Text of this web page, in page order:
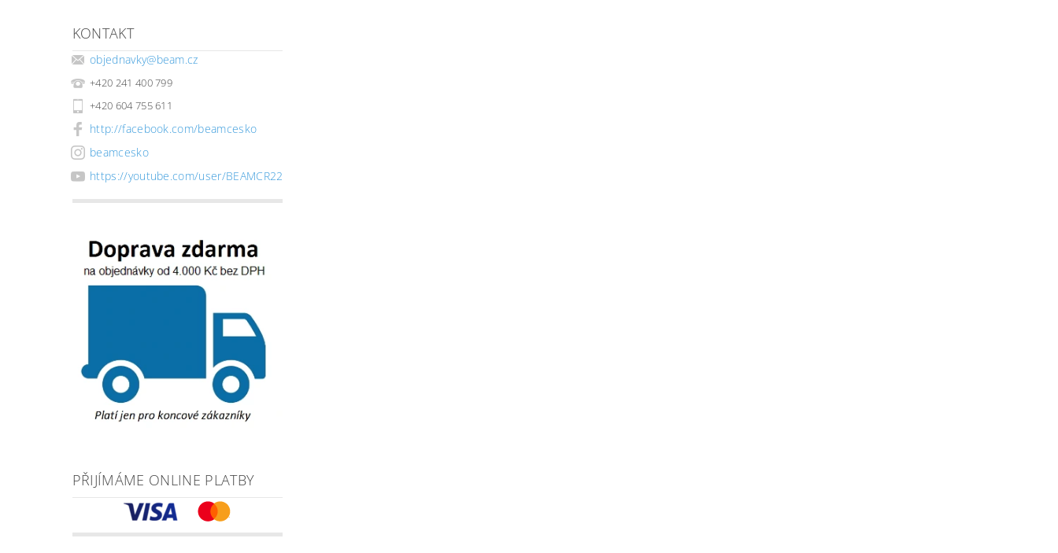
KONTAKT
objednavky@beam.cz
+420 241 400 799
+420 604 755 611
http://facebook.com/beamcesko
beamcesko
https://youtube.com/user/BEAMCR22
PŘIJÍMÁME ONLINE PLATBY